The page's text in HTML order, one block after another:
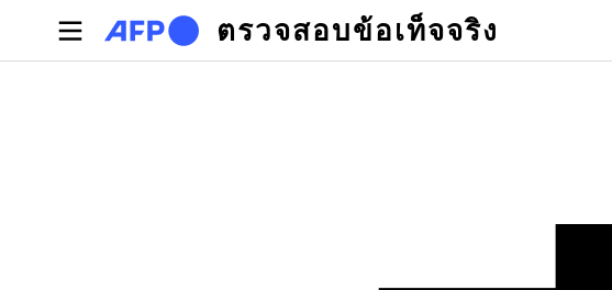
Skip to main content
ตรวจสอบข้อเท็จจริง
Primary tabs